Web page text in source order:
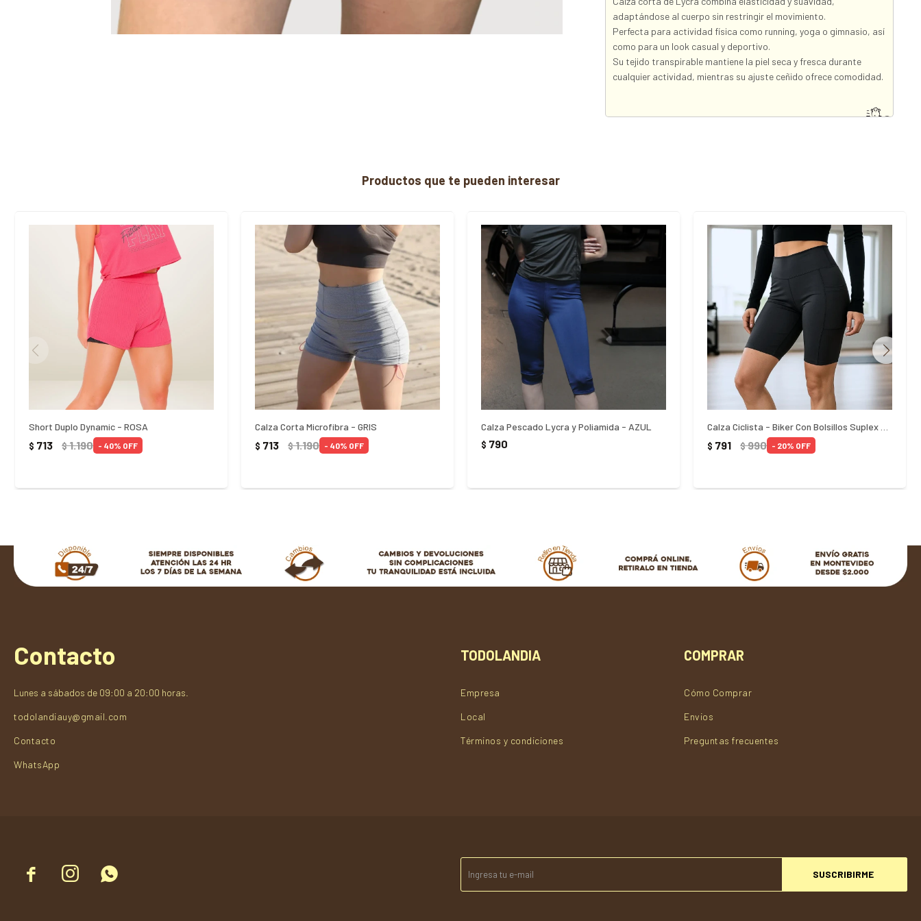
adaptándose al cuerpo sin restringir el movimiento.
Perfecta para actividad física como running, yoga o gimnasio, así
como para un look casual y deportivo.
Su tejido transpirable mantiene la piel seca y fresca durante
cualquier actividad, mientras su ajuste ceñido ofrece comodidad.
Productos que te pueden interesar
Short Duplo Dynamic - ROSA
$ 713 $1.190 40
Calza Corta Microfibra - GRIS
$ 713 $1.190 40
Calza Pescado Lycra y Poliamida - AZUL
$ 790 $ 791 $990 20
   SUSCRIBIRME
Contacto
Lunes a sábados de 09:00 a 20:00 horas.
todolandiauy@gmail.com
Contacto
WhatsApp
TODOLANDIA
Empresa
Local
Términos y condiciones
COMPRAR
Cómo Comprar
Envios
Preguntas frecuentes